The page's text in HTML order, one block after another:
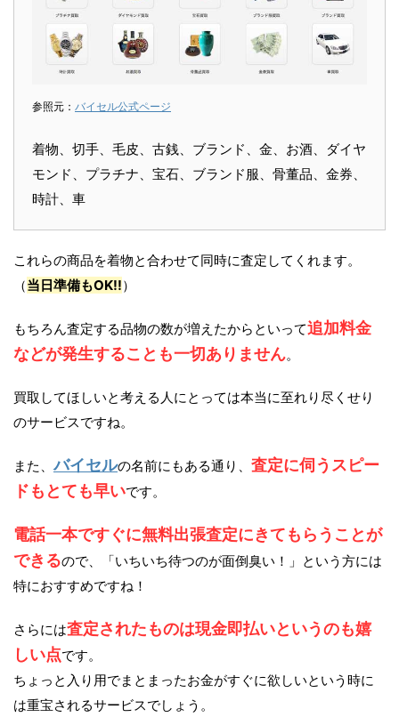
参照元： バイセル公式ページ
着物、切手、毛皮、古銭、ブランド、金、お酒、ダイヤ
モンド、プラチナ、宝石、ブランド服、骨董品、金券、
時計、車
これらの商品を着物と合わせて同時に査定してくれます。
（当日準備もOK!!）
もちろん査定する品物の数が増えたからといって追加料金
などが発生することも一切ありません。
買取してほしいと考える人にとっては本当に至れり尽くせり
のサービスですね。
また、バイセルの名前にもある通り、 査定に伺うスピー
ドもとても早いです。
電話一本ですぐに無料出張査定にきてもらうことが
できるので、「いちいち待つのが面倒臭い！」という方には
特におすすめですね！
さらには査定されたものは現金即払いというのも嬉
しい点です。
ちょっと入り用でまとまったお金がすぐに欲しいという時に
は重宝されるサービスでしょう。